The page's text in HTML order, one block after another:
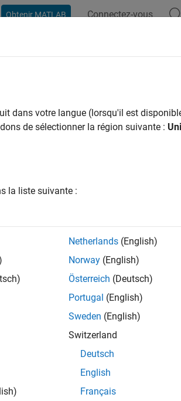
Obtenir MATLAB Connectez-vous
How useful was this
dans votre langue (lorsqu'il est
de sélectionner la région suivante :
la liste suivante :
Netherlands (English)
Norway (English)
Österreich (Deutsch)
Portugal (English)
Sweden (English)
Switzerland
Deutsch
English
Français